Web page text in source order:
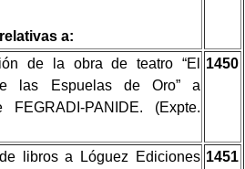
a:
de la obra de teatro “El
las Espuelas de Oro” a
FEGRADI-PANIDE. (Expte.
1450
libros a Lóguez Ediciones 1451